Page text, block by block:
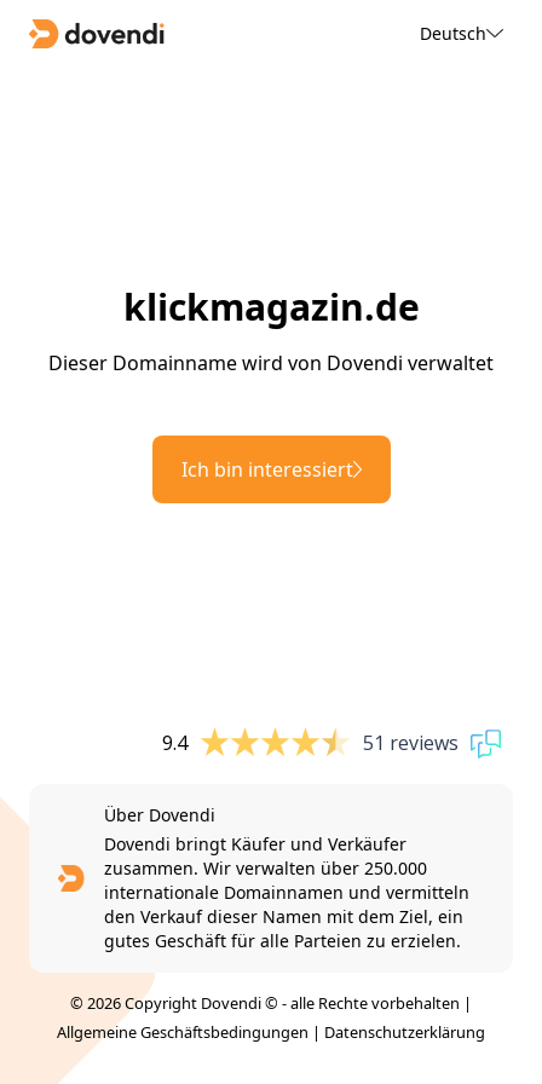
Deutsch
klickmagazin.de
Dieser Domainname wird von Dovendi verwaltet
Ich bin interessiert
9.4 51 reviews
Über Dovendi
Dovendi bringt Käufer und Verkäufer
zusammen. Wir verwalten über 250.000
internationale Domainnamen und vermitteln
den Verkauf dieser Namen mit dem Ziel, ein
gutes Geschäft für alle Parteien zu erzielen.
© 2026 Copyright Dovendi © - alle Rechte vorbehalten |
Allgemeine Geschäftsbedingungen | Datenschutzerklärung